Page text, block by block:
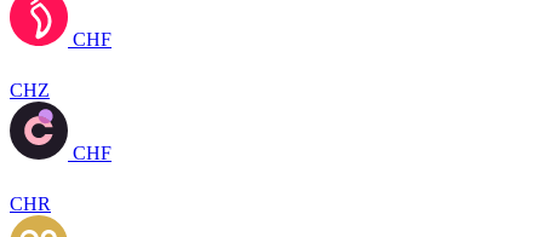
CHF
CHZ
CHF
CHR